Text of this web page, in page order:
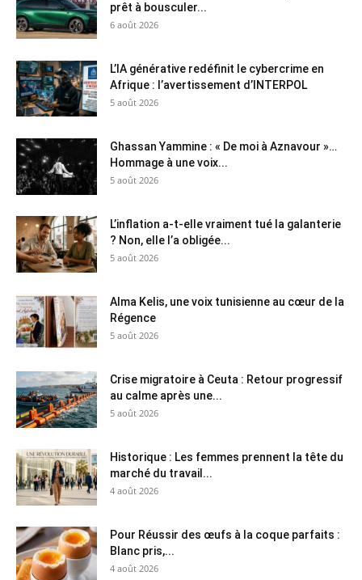
prêt à bousculer...
6 août 2026
L’IA générative redéfinit le cybercrime en
Afrique : l’avertissement d’INTERPOL
5 août 2026
Ghassan Yammine : « De moi à Aznavour »…
Hommage à une voix...
5 août 2026
L’inflation a-t-elle vraiment tué la galanterie
? Non, elle l’a obligée...
5 août 2026
Alma Kelis, une voix tunisienne au cœur de la
Régence
5 août 2026
Crise migratoire à Ceuta : Retour progressif
au calme après une...
5 août 2026
Historique : Les femmes prennent la tête du
marché du travail...
4 août 2026
Pour Réussir des œufs à la coque parfaits :
Blanc pris,...
4 août 2026